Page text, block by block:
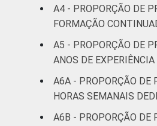
DEPENDÊNCIA
A4 - PROPORÇÃO DE
FORMAÇÃO
A5 - PROPORÇÃO DE
ANOS DE EXPERIÊNCIA
A6A - PROPORÇÃO DE
HORAS SEMANAIS
A6B - PROPORÇÃO DE